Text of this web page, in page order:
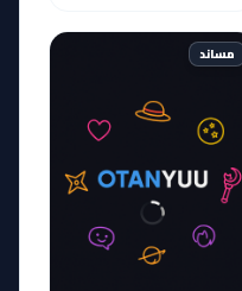
مساند